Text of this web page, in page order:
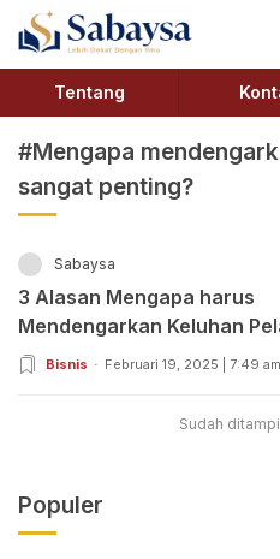
Sabaysa
Lebih Dekat Dengan Ilmu
Tentang
#Mengapa
sangat penting?
Sabaysa
3 Alasan Mengapa harus
Mendengarkan Keluhan
Bisnis Februari 19, 2025 | 7:49 am
Sudah
Populer